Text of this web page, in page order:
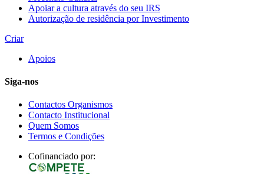
Apoiar a cultura através do seu IRS
Autorização de residência por Investimento
Criar
Apoios
Siga-nos
Contactos Organismos
Contacto Institucional
Quem Somos
Termos e Condições
Cofinanciado por: